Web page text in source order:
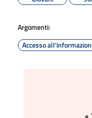
Argomenti:
Accesso